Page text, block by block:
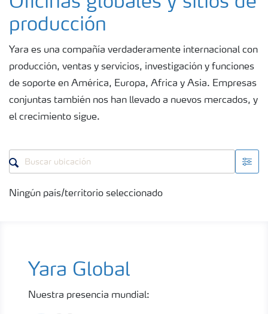
producción
Yara es una compañía verdaderamente internacional con
producción, ventas y servicios, investigación y funciones
de soporte en América, Europa, Africa y Asia. Empresas
conjuntas también nos han llevado a nuevos mercados, y
el crecimiento sigue.
Ningún país/territorio seleccionado
Yara Global
Nuestra presencia mundial: